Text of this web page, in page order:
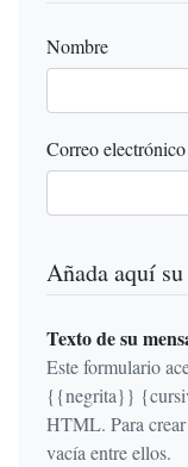
Nombre
Correo
Añada aquí
Texto de su
Este formulario
{{negrita}} {cursiva}
HTML. Para crear
vacía entre ellos.